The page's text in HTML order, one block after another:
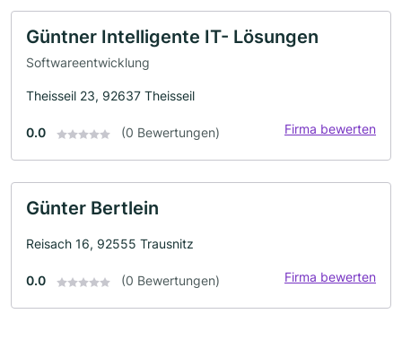
Güntner Intelligente IT- Lösungen
Softwareentwicklung
Theisseil 23, 92637 Theisseil
0.0 (0 Bewertungen) Firma bewerten
Günter Bertlein
Reisach 16, 92555 Trausnitz
0.0 (0 Bewertungen) Firma bewerten